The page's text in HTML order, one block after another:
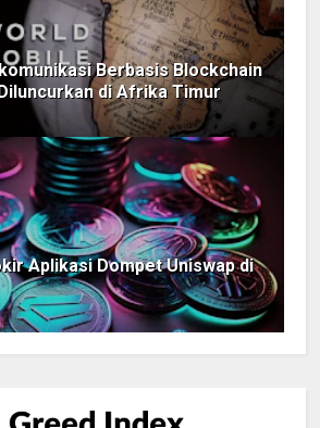
Berbasis Blockchain
di Afrika Timur
Aplikasi Dompet Uniswap di